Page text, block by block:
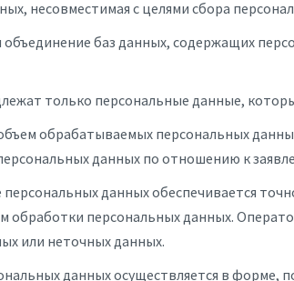
несовместимая с целями сбора
объединение баз данных, содержащих
только персональные данные,
обрабатываемых персональных
данных по отношению к
данных обеспечивается
обработки персональных данных.
или неточных данных.
данных осуществляется в